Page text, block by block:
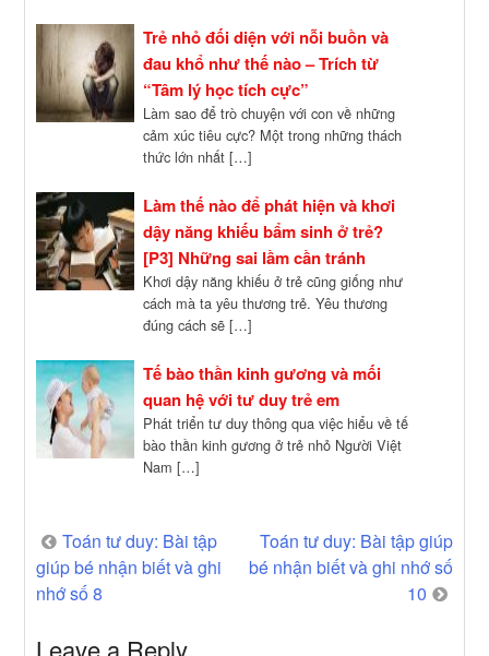
Trẻ nhỏ đối diện với nỗi buồn và
đau khổ như thế nào – Trích từ
“Tâm lý học tích cực”
Làm sao để trò chuyện với con về những
cảm xúc tiêu cực? Một trong những thách
thức lớn nhất […]
Làm thế nào để phát hiện và khơi
dậy năng khiếu bẩm sinh ở trẻ?
[P3] Những sai lầm cần tránh
Khơi dậy năng khiếu ở trẻ cũng giống như
cách mà ta yêu thương trẻ. Yêu thương
đúng cách sẽ […]
Tế bào thần kinh gương và mối
quan hệ với tư duy trẻ em
Phát triển tư duy thông qua việc hiểu về tế
bào thần kinh gương ở trẻ nhỏ Người Việt
Nam […]
Post
navigation
Toán tư duy: Bài tập
giúp bé nhận biết và ghi
nhớ số 8
Toán tư duy: Bài tập giúp
bé nhận biết và ghi nhớ số
10
Leave a Reply